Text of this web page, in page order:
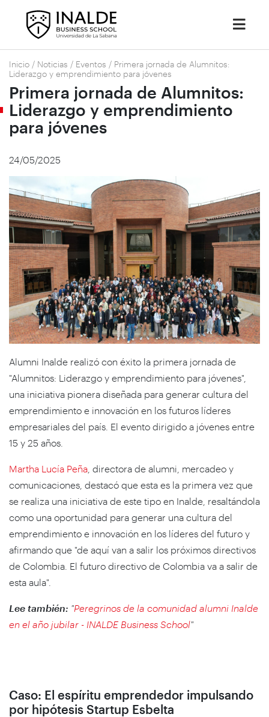
Inicio / Noticias / Eventos / Primera jornada de Alumnitos:
Liderazgo y emprendimiento para jóvenes
Primera jornada de Alumnitos:
Liderazgo y emprendimiento
para jóvenes
24/05/2025
Alumni Inalde realizó con éxito la primera jornada de
"Alumnitos: Liderazgo y emprendimiento para jóvenes",
una iniciativa pionera diseñada para generar cultura del
emprendimiento e innovación en los futuros líderes
empresariales del país. El evento dirigido a jóvenes entre
15 y 25 años.
Martha Lucía Peña , directora de alumni, mercadeo y
comunicaciones, destacó que esta es la primera vez que
se realiza una iniciativa de este tipo en Inalde, resaltándola
como una oportunidad para generar una cultura del
emprendimiento e innovación en los líderes del futuro y
afirmando que "de aquí van a salir los próximos directivos
de Colombia. El futuro directivo de Colombia va a salir de
esta aula".
Lee también: "Peregrinos de la comunidad alumni Inalde
en el año jubilar - INALDE Business School"
Caso: El espíritu emprendedor impulsando
por hipótesis Startup Esbelta